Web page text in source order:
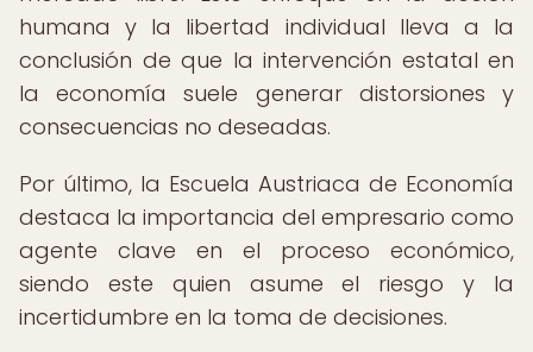
humana y la libertad individual lleva a la
conclusión de que la intervención estatal en
la economía suele generar distorsiones y
consecuencias no deseadas.
Por último, la Escuela Austriaca de Economía
destaca la importancia del empresario como
agente clave en el proceso económico,
siendo este quien asume el riesgo y la
incertidumbre en la toma de decisiones.